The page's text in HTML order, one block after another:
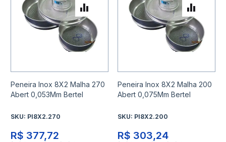
Peneira Inox 8X2 Malha 270
Abert 0,053Mm Bertel
SKU: PI8X2.270
R$ 377,72
Adicionar para Comparar
Peneira Inox 8X2 Malha 200
Abert 0,075Mm Bertel
SKU: PI8X2.200
R$ 303,24